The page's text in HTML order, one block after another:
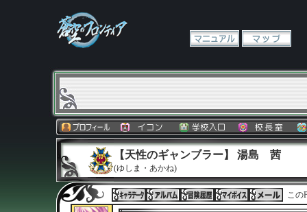
【天性のギャンブラー】 湯島 茜
(ゆしま・あかね)
この